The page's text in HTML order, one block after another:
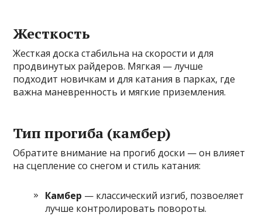
Жесткость
Жесткая доска стабильна на скорости и для
продвинутых райдеров. Мягкая — лучше
подходит новичкам и для катания в парках, где
важна маневренность и мягкие приземления.
Тип прогиба (камбер)
Обратите внимание на прогиб доски — он влияет
на сцепление со снегом и стиль катания:
Камбер — классический изгиб, позвоеляет
лучше контролировать повороты.